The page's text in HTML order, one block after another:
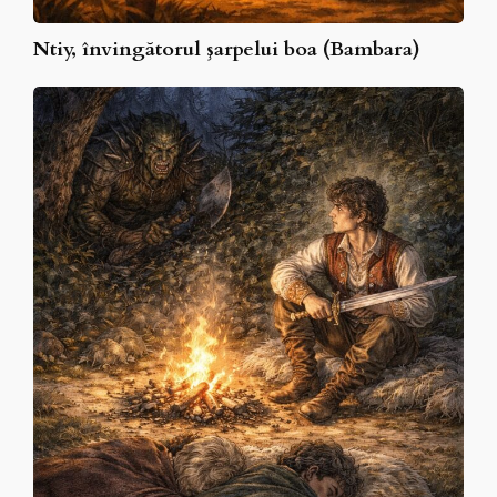
Ntiy, învingătorul şarpelui boa (Bambara)
Călin
Nebunul